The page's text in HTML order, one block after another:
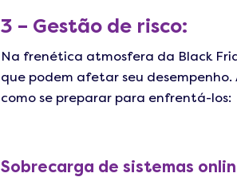
3 – Gestão de risco:
Na frenética atmosfera da Black
que podem afetar seu desempenho.
como se preparar para enfrentá-los:
Sobrecarga de sistemas